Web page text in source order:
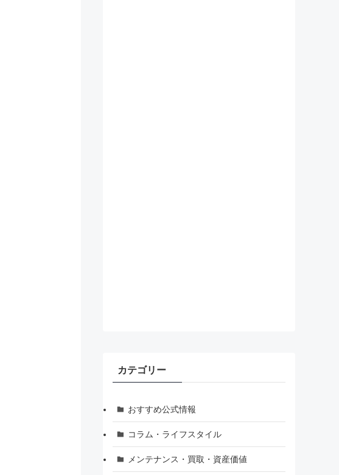
カテゴリー
おすすめ公式情報
コラム・ライフスタイル
メンテナンス・買取・資産価値